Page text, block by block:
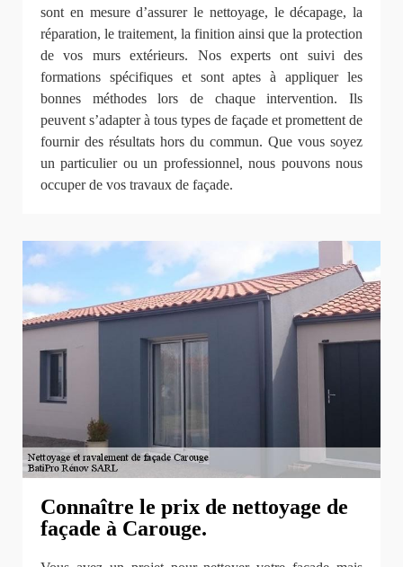
sont en mesure d’assurer le nettoyage, le décapage, la
réparation, le traitement, la finition ainsi que la protection
de vos murs extérieurs. Nos experts ont suivi des
formations spécifiques et sont aptes à appliquer les
bonnes méthodes lors de chaque intervention. Ils
peuvent s’adapter à tous types de façade et promettent de
fournir des résultats hors du commun. Que vous soyez
un particulier ou un professionnel, nous pouvons nous
occuper de vos travaux de façade.
Connaître le prix de nettoyage de
façade à Carouge.